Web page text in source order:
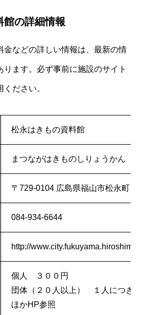
館の詳細情報
金などの詳しい情報は、最新の情
ります。必ず事前に施設のサイト
ださい。
松永はきもの資料館
まつながはきものしりょうかん
〒729-0104 広島県福山市松永町４
084-934-6644
http://
個人 ３００円
団体（２０人以上） １人につき
ほかHP参照